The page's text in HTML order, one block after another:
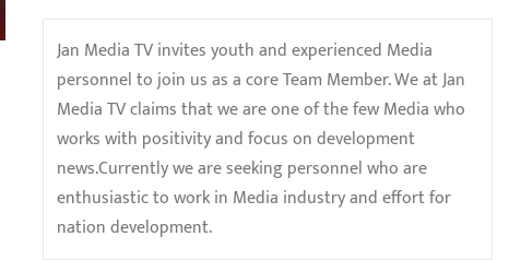
Jan Media TV invites youth and experienced Media
personnel to join us as a core Team Member. We at Jan
Media TV claims that we are one of the few Media who
works with positivity and focus on development
news.Currently we are seeking personnel who are
enthusiastic to work in Media industry and effort for
nation development.